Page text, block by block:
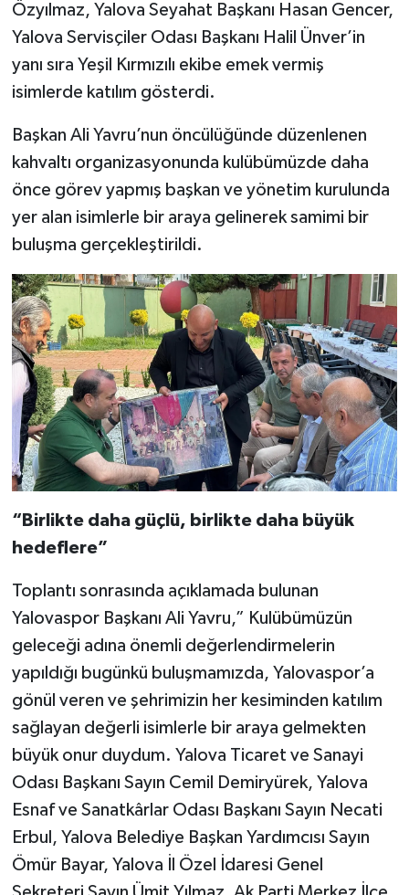
Özyılmaz, Yalova Seyahat Başkanı Hasan Gencer,
Yalova Servisçiler Odası Başkanı Halil Ünver’in
yanı sıra Yeşil Kırmızılı ekibe emek vermiş
isimlerde katılım gösterdi.
Başkan Ali Yavru’nun öncülüğünde düzenlenen
kahvaltı organizasyonunda kulübümüzde daha
önce görev yapmış başkan ve yönetim kurulunda
yer alan isimlerle bir araya gelinerek samimi bir
buluşma gerçekleştirildi.
“Birlikte daha güçlü, birlikte daha büyük
hedeflere”
Toplantı sonrasında açıklamada bulunan
Yalovaspor Başkanı Ali Yavru,” Kulübümüzün
geleceği adına önemli değerlendirmelerin
yapıldığı bugünkü buluşmamızda, Yalovaspor’a
gönül veren ve şehrimizin her kesiminden katılım
sağlayan değerli isimlerle bir araya gelmekten
büyük onur duydum. Yalova Ticaret ve Sanayi
Odası Başkanı Sayın Cemil Demiryürek, Yalova
Esnaf ve Sanatkârlar Odası Başkanı Sayın Necati
Erbul, Yalova Belediye Başkan Yardımcısı Sayın
Ömür Bayar, Yalova İl Özel İdaresi Genel